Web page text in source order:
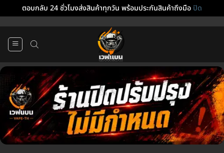
ตอบกลับ 24 ชั่วโมงส่งสินค้าทุกวัน พร้อมประกันสินค้าถึงมือปิด